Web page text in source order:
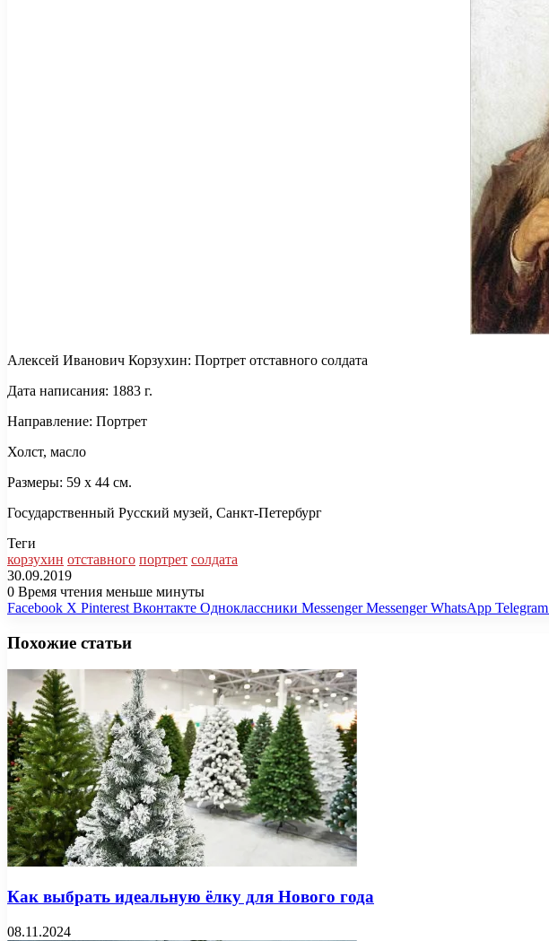
Алексей Иванович Корзухин: Портрет отставного солдата
Дата написания: 1883 г.
Направление: Портрет
Холст, масло
Размеры: 59 х 44 см.
Государственный Русский музей, Санкт-Петербург
Теги
корзухин отставного портрет солдата
30.09.2019
0 Время чтения меньше минуты
Facebook X Pinterest Вконтакте Одноклассники Messenger Messenger WhatsApp Telegram
Похожие статьи
Как выбрать идеальную ёлку для Нового года
08.11.2024